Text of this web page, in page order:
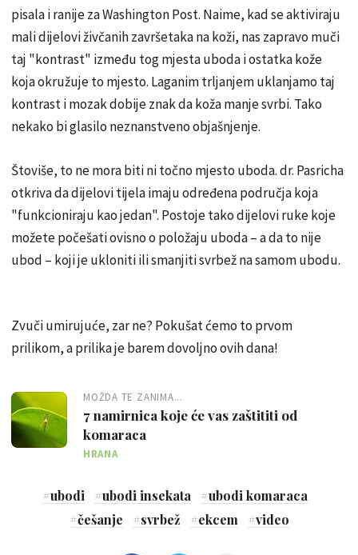
pisala i ranije za Washington Post. Naime, kad se aktiviraju
mali dijelovi živčanih završetaka na koži, nas zapravo muči
taj "kontrast" između tog mjesta uboda i ostatka kože
koja okružuje to mjesto. Laganim trljanjem uklanjamo taj
kontrast i mozak dobije znak da koža manje svrbi. Tako
nekako bi glasilo neznanstveno objašnjenje.
Štoviše, to ne mora biti ni točno mjesto uboda. dr. Pasricha
otkriva da dijelovi tijela imaju određena područja koja
"funkcioniraju kao jedan". Postoje tako dijelovi ruke koje
možete počešati ovisno o položaju uboda – a da to nije
ubod – koji je ukloniti ili smanjiti svrbež na samom ubodu.
Zvuči umirujuće, zar ne? Pokušat ćemo to prvom
prilikom, a prilika je barem dovoljno ovih dana!
MOŽDA TE ZANIMA...
7 namirnica koje će vas zaštititi od
komaraca
HRANA
#ubodi #ubodi insekata #ubodi komaraca
#češanje #svrbež #ekcem #video